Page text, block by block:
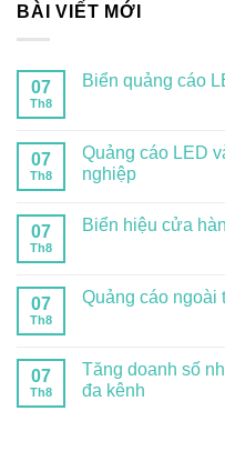
BÀI VIẾT MỚI
07
Th8
Biển quảng cáo
07
Th8
Quảng cáo LED
nghiệp
07
Th8
Biển hiệu cửa
07
Th8
Quảng cáo ngoài
07
Th8
Tăng doanh số
đa kênh